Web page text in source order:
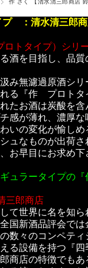
作 ざく 【清水清三郎商店 鈴
：清水清三郎商
トタイプ）シリ
酒を目指し、品
み無濾過原酒シ
る『作 プロトタ
たお酒は炭酸を
感が薄れ、濃厚な
いの変化が愉しめ
ュなものが出荷さ
お早目にお求め下
ュラータイプの『
三郎商店
て世界に名を知ら
国新酒品評会で
数々のコンペテ
る設備を持つ『四
商店の特徴でも